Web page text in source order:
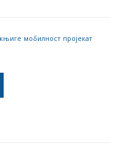
књиге мобилност пројекат